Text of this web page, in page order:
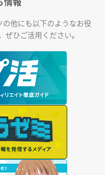
他にも以下のようなお役
ひご活用ください。